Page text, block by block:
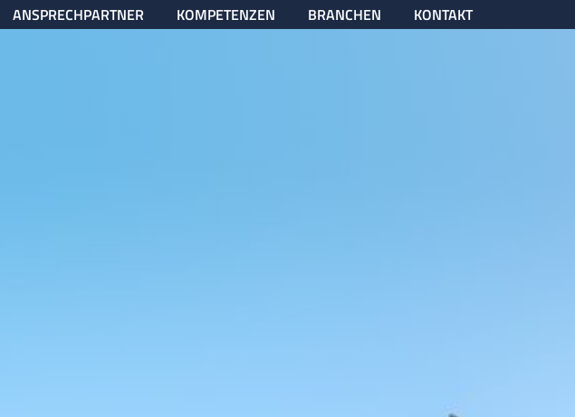
ANSPRECHPARTNER KOMPETENZEN BRANCHEN KONTAKT